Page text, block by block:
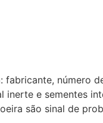
fabricante, número
e sementes
são sinal de